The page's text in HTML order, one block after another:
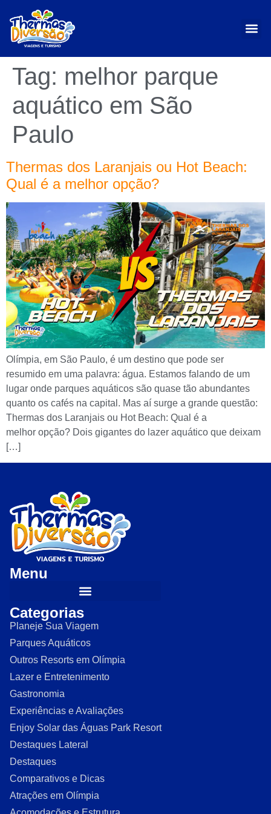
Tag: melhor parque
aquático em São
Paulo
Thermas dos Laranjais ou Hot Beach:
Qual é a melhor opção?
Olímpia, em São Paulo, é um destino que pode ser
resumido em uma palavra: água. Estamos falando de um
lugar onde parques aquáticos são quase tão abundantes
quanto os cafés na capital. Mas aí surge a grande questão:
Thermas dos Laranjais ou Hot Beach: Qual é a
melhor opção? Dois gigantes do lazer aquático que deixam
[…]
Menu
Categorias
Planeje Sua Viagem
Parques Aquáticos
Outros Resorts em Olímpia
Lazer e Entretenimento
Gastronomia
Experiências e Avaliações
Enjoy Solar das Águas Park Resort
Destaques Lateral
Destaques
Comparativos e Dicas
Atrações em Olímpia